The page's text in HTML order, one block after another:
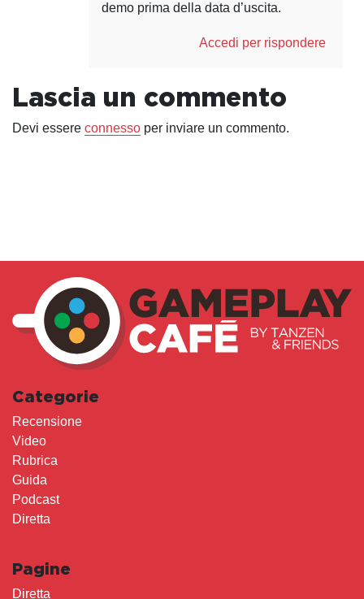
demo prima della data d’uscita.
Accedi per rispondere
Lascia un commento
Devi essere connesso per inviare un commento.
Categorie
Recensione
Video
Rubrica
Guida
Podcast
Diretta
Pagine
Diretta